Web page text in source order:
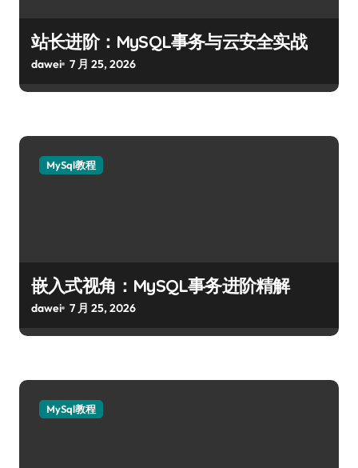
站长进阶：MySQL事务与云安全实战
dawei 7 月 25, 2026
MySql教程
嵌入式视角：MySQL事务进阶精解
dawei 7 月 25, 2026
MySql教程